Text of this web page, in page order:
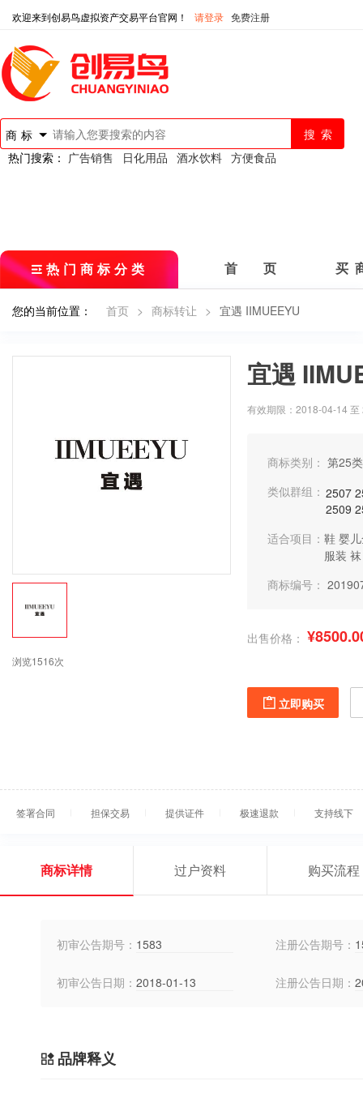
欢迎来到创易鸟虚拟资产交易平台官网！ 请登录 免费注册
商标
热门搜索： 广告销售 日化用品 酒水饮料 方便食品
热门商标分类 首 页 买
您的当前位置： 首页 > 商标转让 > 宜遇 IIMUEEYU
浏览1516次
宜遇
有效期限：2018-04-14
商标类别： 第25
类似群组： 2507
2509
适合项目： 鞋 婴
服装 袜
商标编号：
出售价格：
立即购买
签署合同 担保交易 提供证件 极速退款 支持线下
商标详情 过户资料 购买流程
初审公告期号： 1583 注册公告期号：
初审公告日期： 2018-01-13 注册公告日期：
品牌释义